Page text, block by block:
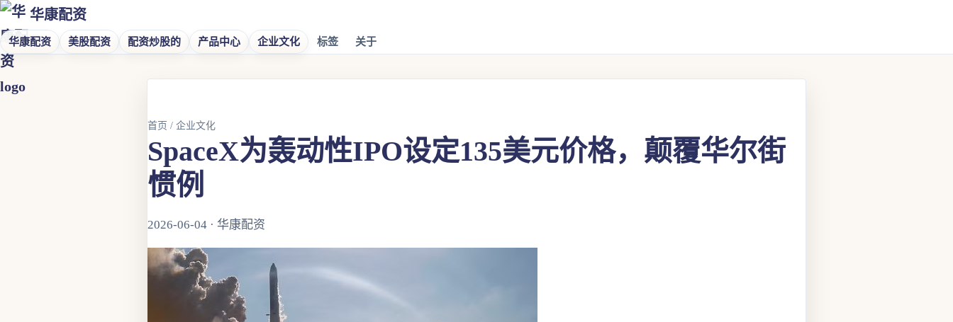
华康配资
华康配资 美股配资 配资炒股的 产品中心 企业文化 标签 关于
首页 / 企业文化
SpaceX为轰动性IPO设定135美元价格，颠覆华尔街
惯例
2026-06-04 · 华康配资